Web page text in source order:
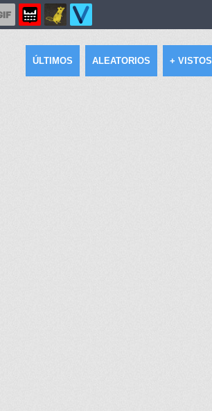
ÚLTIMOS ALEATORIOS + VISTOS